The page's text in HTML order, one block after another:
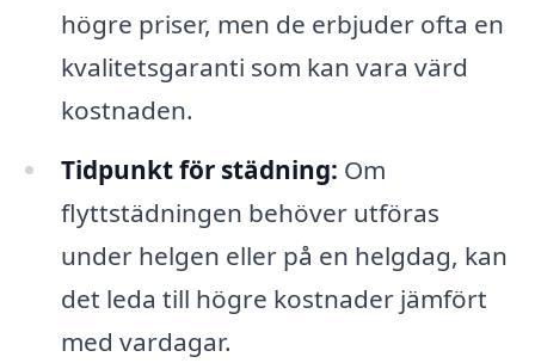
högre priser, men de erbjuder ofta en
kvalitetsgaranti som kan vara värd
kostnaden.
Tidpunkt för städning: Om
flyttstädningen behöver utföras
under helgen eller på en helgdag, kan
det leda till högre kostnader jämfört
med vardagar.